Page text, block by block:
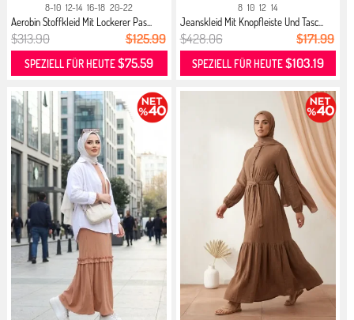
8-10 12-14 16-18 20-22
Aerobin Stoffkleid Mit Lockerer Pas...
$313.90 $125.99
SPEZIELL FÜR HEUTE$75.59
8 10 12 14
Jeanskleid Mit Knopfleiste Und Tasc...
$428.06 $171.99
SPEZIELL FÜR HEUTE$103.19